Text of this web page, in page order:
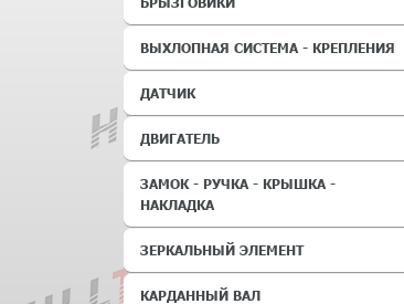
ВЫХЛОПНАЯ СИСТЕМА - КРЕПЛЕНИЯ
ДАТЧИК
ДВИГАТЕЛЬ
ЗАМОК - РУЧКА - КРЫШКА -
НАКЛАДКА
ЗЕРКАЛЬНЫЙ ЭЛЕМЕНТ
КАРДАННЫЙ ВАЛ